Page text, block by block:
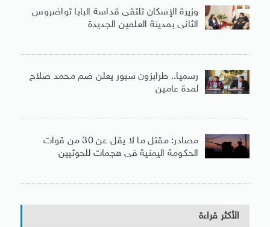
وزيرة الإسكان تلتقى قداسة البابا تواضروس
الثانى بمدينة العلمين الجديدة
رسميا.. طرابزون سبور يعلن ضم محمد صلاح
لمدة عامين
مصادر: مقتل ما لا يقل عن 30 من قوات
الحكومة اليمنية فى هجمات للحوثيين
الأكثر قراءة